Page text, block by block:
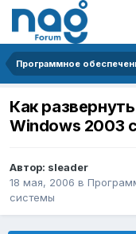
Программное
Как
Windows 2003
Автор: sleader
18 мая, 2006 в
системы